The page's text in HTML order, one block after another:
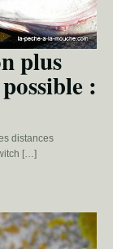
plus
:
distances
[…]